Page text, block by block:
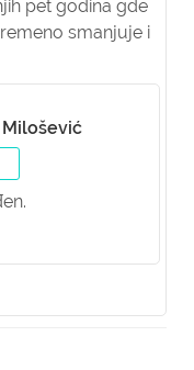
pet godina gde
smanjuje i
Milošević